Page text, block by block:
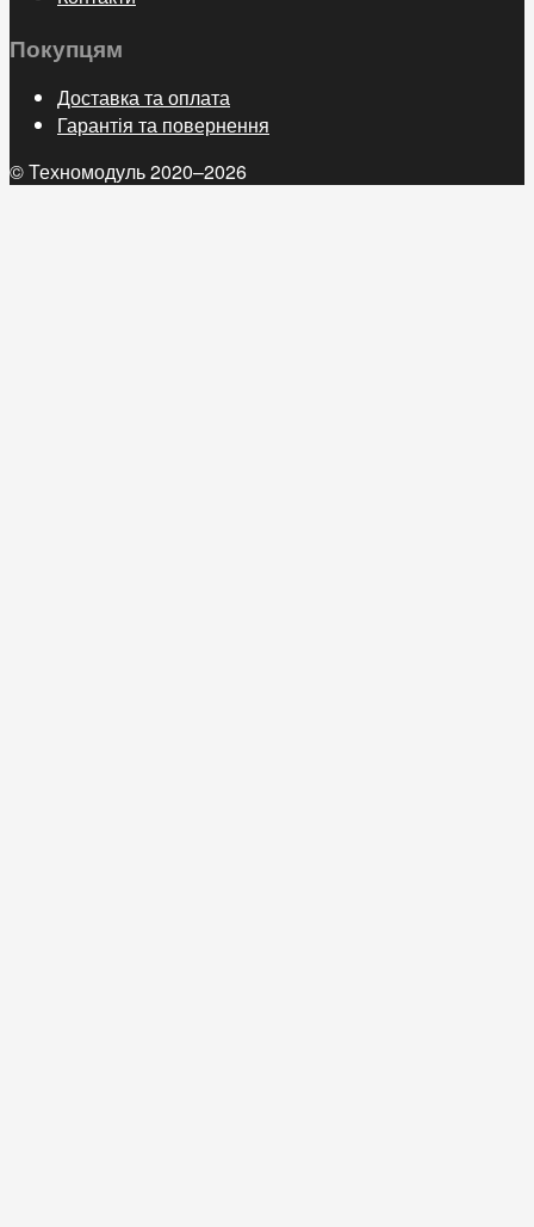
Покупцям
Доставка та оплата
Гарантія та повернення
© Техномодуль 2020–2026